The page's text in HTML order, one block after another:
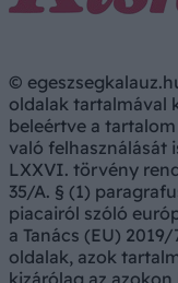
©
oldalak tartalmával
beleértve a
való felhasználását
LXXVI. törvény
35/A. § (1)
piacairól szóló
a Tanács (EU)
oldalak, azok